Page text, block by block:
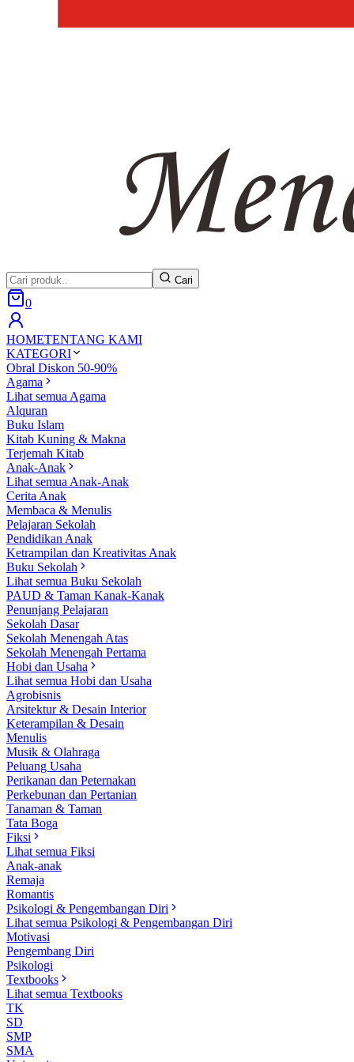
Cari
0
HOMETENTANG KAMI
KATEGORI
Obral Diskon 50-90%
Agama
Lihat semua Agama
Alquran
Buku Islam
Kitab Kuning & Makna
Terjemah Kitab
Anak-Anak
Lihat semua Anak-Anak
Cerita Anak
Membaca & Menulis
Pelajaran Sekolah
Pendidikan Anak
Ketrampilan dan Kreativitas Anak
Buku Sekolah
Lihat semua Buku Sekolah
PAUD & Taman Kanak-Kanak
Penunjang Pelajaran
Sekolah Dasar
Sekolah Menengah Atas
Sekolah Menengah Pertama
Hobi dan Usaha
Lihat semua Hobi dan Usaha
Agrobisnis
Arsitektur & Desain Interior
Keterampilan & Desain
Menulis
Musik & Olahraga
Peluang Usaha
Perikanan dan Peternakan
Perkebunan dan Pertanian
Tanaman & Taman
Tata Boga
Fiksi
Lihat semua Fiksi
Anak-anak
Remaja
Romantis
Psikologi & Pengembangan Diri
Lihat semua Psikologi & Pengembangan Diri
Motivasi
Pengembang Diri
Psikologi
Textbooks
Lihat semua Textbooks
TK
SD
SMP
SMA